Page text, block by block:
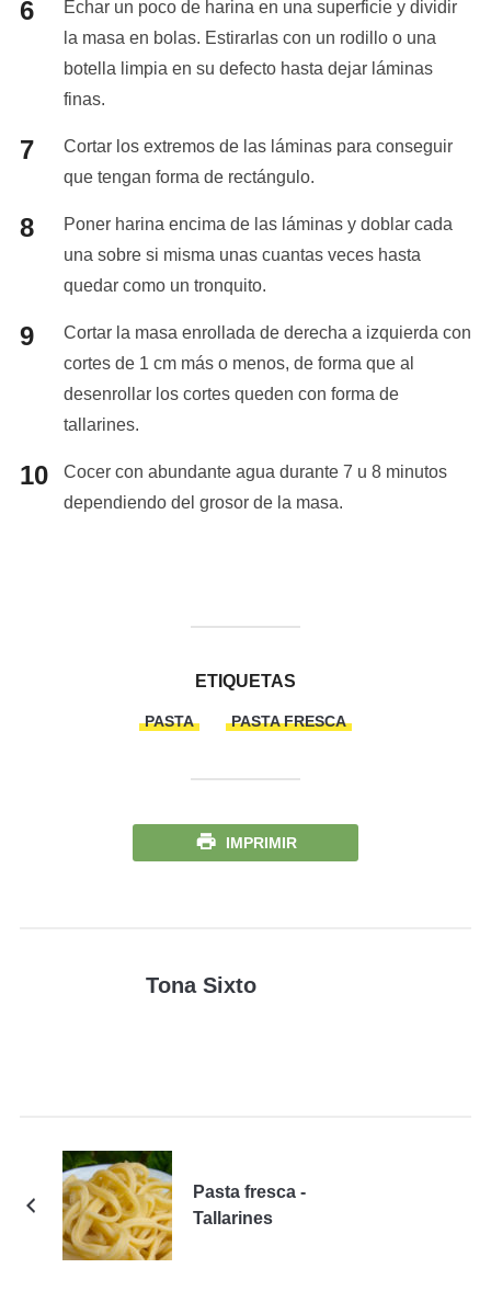
Echar un poco de harina en una superficie y dividir
la masa en bolas. Estirarlas con un rodillo o una
botella limpia en su defecto hasta dejar láminas
finas.
Cortar los extremos de las láminas para conseguir
que tengan forma de rectángulo.
Poner harina encima de las láminas y doblar cada
una sobre si misma unas cuantas veces hasta
quedar como un tronquito.
Cortar la masa enrollada de derecha a izquierda con
cortes de 1 cm más o menos, de forma que al
desenrollar los cortes queden con forma de
tallarines.
Cocer con abundante agua durante 7 u 8 minutos
dependiendo del grosor de la masa.
ETIQUETAS
PASTA PASTA FRESCA
IMPRIMIR
Tona Sixto
Pasta fresca -
Tallarines